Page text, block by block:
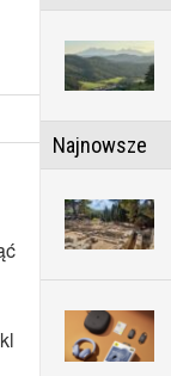
Najnowsze